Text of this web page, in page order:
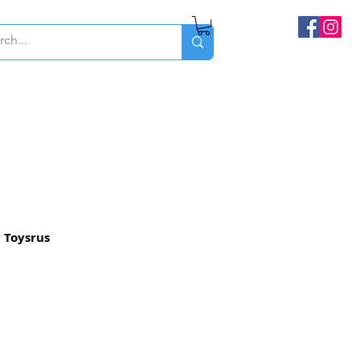
Toysrus